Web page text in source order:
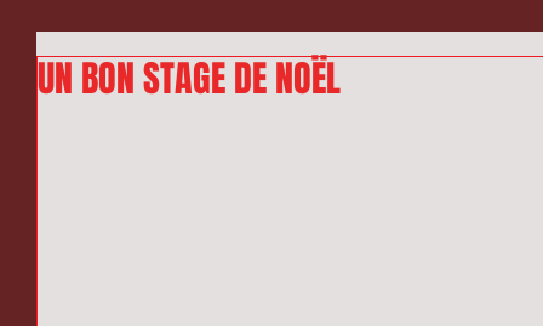
UN BON STAGE DE NOËL